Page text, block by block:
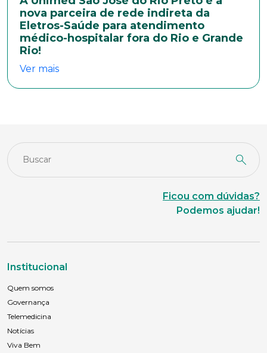
nova parceira de rede indireta da
Eletros-Saúde para atendimento
médico-hospitalar fora do Rio e Grande
Rio!
Ver mais
Ficou com dúvidas?
Podemos ajudar!
Institucional
Quem somos
Governança
Telemedicina
Notícias
Viva Bem